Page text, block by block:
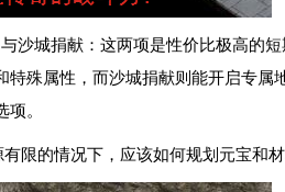
沙城捐献：这两项是性价比极高的
特殊属性，而沙城捐献则能开启专属
。
限的情况下，应该如何规划元宝和